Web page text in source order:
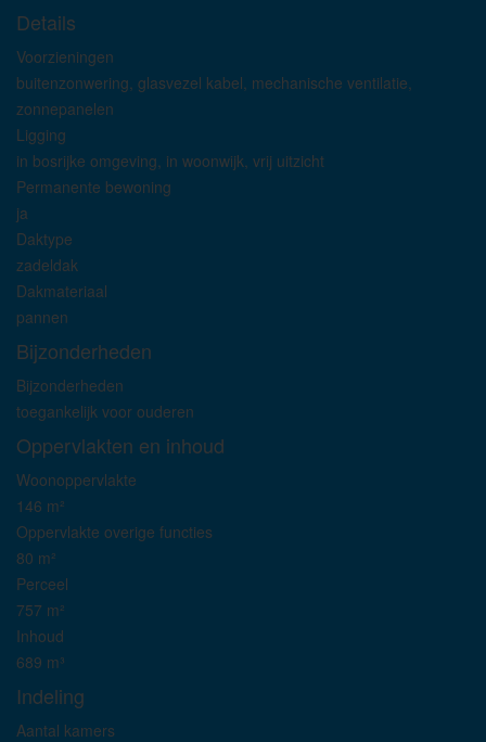
Details
Voorzieningen
buitenzonwering, glasvezel kabel, mechanische ventilatie,
zonnepanelen
Ligging
in bosrijke omgeving, in woonwijk, vrij uitzicht
Permanente bewoning
ja
Daktype
zadeldak
Dakmateriaal
pannen
Bijzonderheden
Bijzonderheden
toegankelijk voor ouderen
Oppervlakten en inhoud
Woonoppervlakte
146 m²
Oppervlakte overige functies
80 m²
Perceel
757 m²
Inhoud
689 m³
Indeling
Aantal kamers